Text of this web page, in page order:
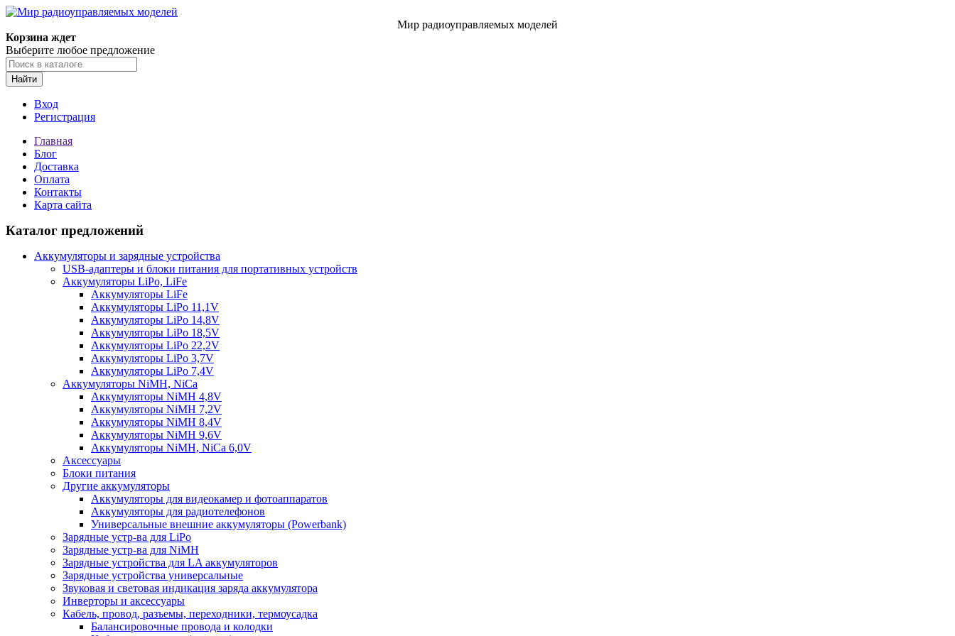
Мир радиоуправляемых моделей
Корзина ждет
Выберите любое предложение
Найти
Вход
Регистрация
Главная
Блог
Доставка
Оплата
Контакты
Карта сайта
Каталог предложений
Аккумуляторы и зарядные устройства
USB-адаптеры и блоки питания для портативных устройств
Аккумуляторы LiPo, LiFe
Аккумуляторы LiFe
Аккумуляторы LiPo 11,1V
Аккумуляторы LiPo 14,8V
Аккумуляторы LiPo 18,5V
Аккумуляторы LiPo 22,2V
Аккумуляторы LiPo 3,7V
Аккумуляторы LiPo 7,4V
Аккумуляторы NiMH, NiCa
Аккумуляторы NiMH 4,8V
Аккумуляторы NiMH 7,2V
Аккумуляторы NiMH 8,4V
Аккумуляторы NiMH 9,6V
Аккумуляторы NiMH, NiCa 6,0V
Аксессуары
Блоки питания
Другие аккумуляторы
Аккумуляторы для видеокамер и фотоаппаратов
Аккумуляторы для радиотелефонов
Универсальные внешние аккумуляторы (Powerbank)
Зарядные устр-ва для LiPo
Зарядные устр-ва для NiMH
Зарядные устройства для LA аккумуляторов
Зарядные устройства универсальные
Звуковая и световая индикация заряда аккумулятора
Инверторы и аксессуары
Кабель, провод, разъемы, переходники, термоусадка
Балансировочные провода и колодки